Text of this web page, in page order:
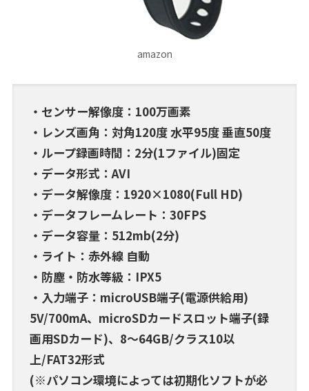
amazon
・センサー解像度：100万画素
・レンズ画角：対角120度 水平95度 垂直50度
・ループ録画時間：2分(1ファイル)固定
・データ形式：AVI
・データ解像度：1920×1080(Full HD)
・データフレームレート：30FPS
・データ容量：512mb(2分)
・ライト：赤外線 自動
・防塵・防水等級：IPX5
・入力端子：microUSB端子(電源供給用)
5V/700mA、microSDカードスロット端子(録
画用SDカード)、8～64GB/クラス10以
上/FAT32形式
(※パソコン環境によっては初期化ソフトが必